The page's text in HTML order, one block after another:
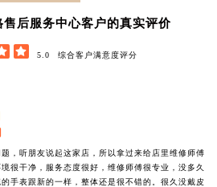
售后服务中心客户的真实评价
 5.0 综合客户满意度评分
，听朋友说起这家店，所以拿过来给店里维修师傅
很干净，服务态度很好，维修师傅很专业，没多久
手表跟新的一样，整体还是很不错的。很久没戴皮